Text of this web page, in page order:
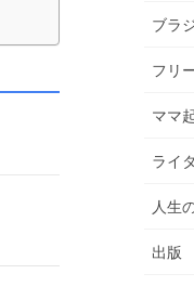
ブラ
フリ
ママ
ライ
人生
出版